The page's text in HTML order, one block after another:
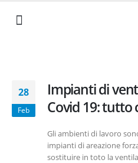
28
Feb
Impianti di
Covid 19: tutto
Gli ambienti di lavoro
impianti di areazione
sostituire in toto la